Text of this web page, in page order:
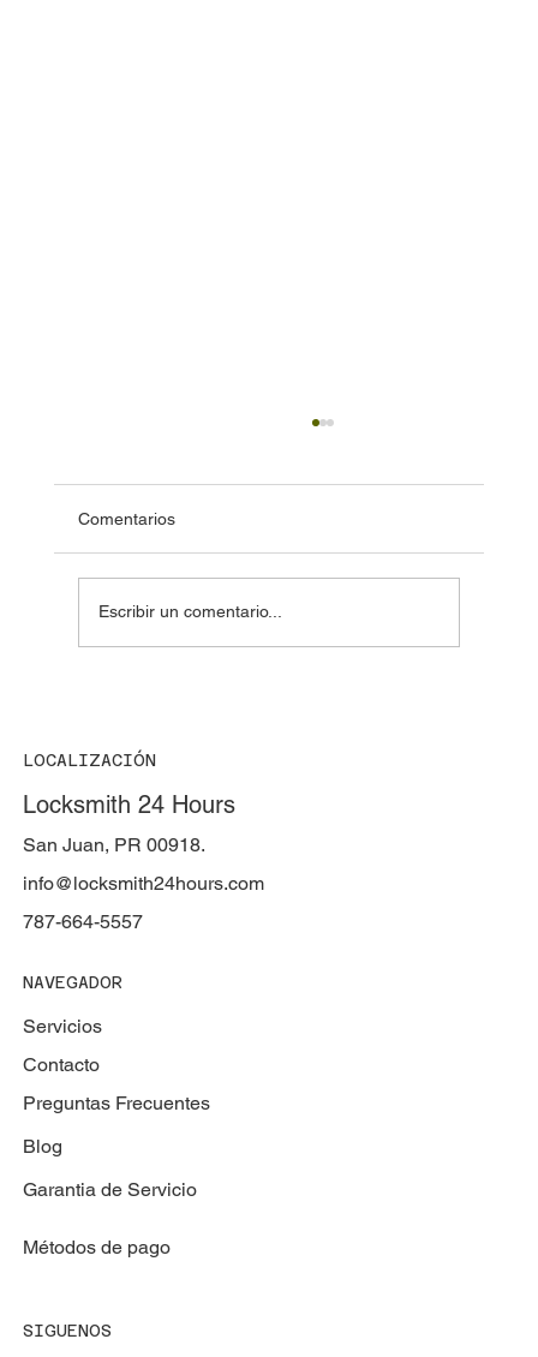
Comentarios
Escribir un comentario...
LOCALIZACIÓN
Locksmith 24 Hours
San Juan, PR 00918.
787-664-5557
info@locksmith24hours.com
NAVEGADOR
Servicios
Contacto
Preguntas Frecuentes
Blog
Garantia de Servicio
Métodos de pago
SIGUENOS